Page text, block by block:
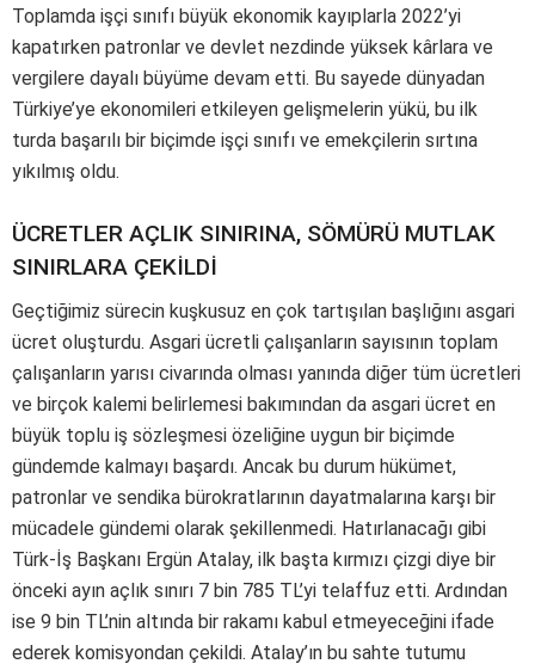
Toplamda işçi sınıfı büyük ekonomik kayıplarla 2022’yi
kapatırken patronlar ve devlet nezdinde yüksek kârlara ve
vergilere dayalı büyüme devam etti. Bu sayede dünyadan
Türkiye’ye ekonomileri etkileyen gelişmelerin yükü, bu ilk
turda başarılı bir biçimde işçi sınıfı ve emekçilerin sırtına
yıkılmış oldu.
ÜCRETLER AÇLIK SINIRINA, SÖMÜRÜ MUTLAK
SINIRLARA ÇEKİLDİ
Geçtiğimiz sürecin kuşkusuz en çok tartışılan başlığını asgari
ücret oluşturdu. Asgari ücretli çalışanların sayısının toplam
çalışanların yarısı civarında olması yanında diğer tüm ücretleri
ve birçok kalemi belirlemesi bakımından da asgari ücret en
büyük toplu iş sözleşmesi özeliğine uygun bir biçimde
gündemde kalmayı başardı. Ancak bu durum hükümet,
patronlar ve sendika bürokratlarının dayatmalarına karşı bir
mücadele gündemi olarak şekillenmedi. Hatırlanacağı gibi
Türk-İş Başkanı Ergün Atalay, ilk başta kırmızı çizgi diye bir
önceki ayın açlık sınırı 7 bin 785 TL’yi telaffuz etti. Ardından
ise 9 bin TL’nin altında bir rakamı kabul etmeyeceğini ifade
ederek komisyondan çekildi. Atalay’ın bu sahte tutumu